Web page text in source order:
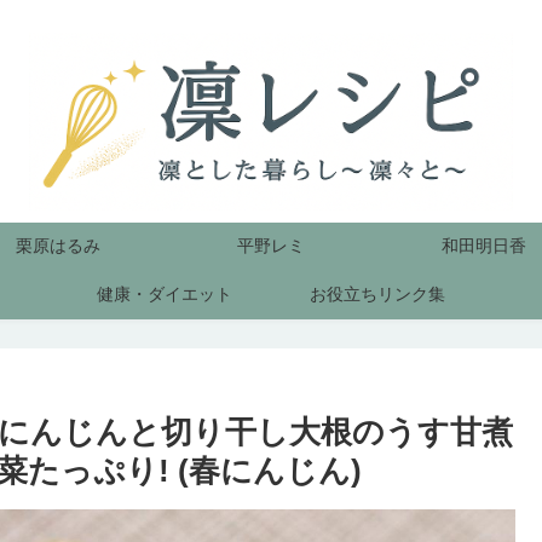
栗原はるみ 平野レミ 和田明日香
健康・ダイエット お役立ちリンク集
んじんと切り干し大根のうす甘煮
たっぷり! (春にんじん)